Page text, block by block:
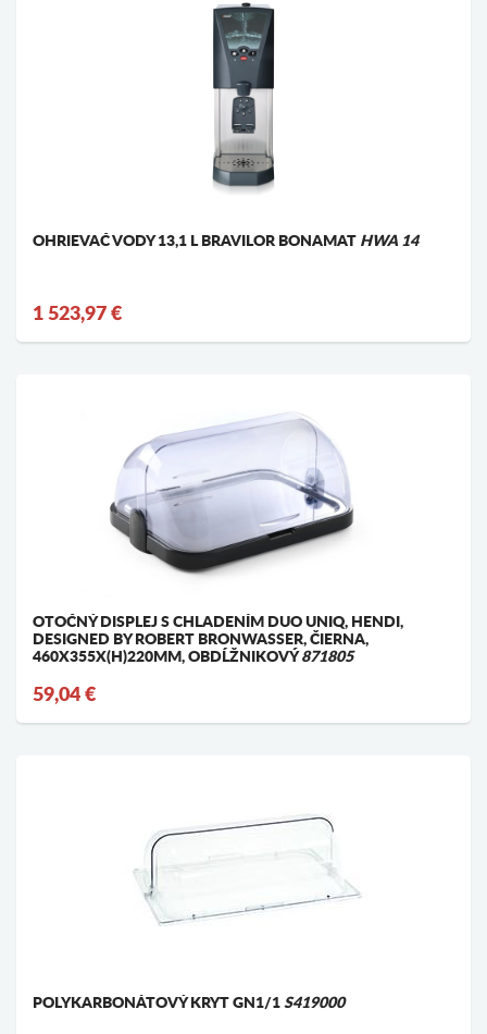
OHRIEVAČ VODY 13,1 L BRAVILOR BONAMAT HWA 14
1 523,97 €
OTOČNÝ DISPLEJ S CHLADENÍM DUO UNIQ, HENDI,
DESIGNED BY ROBERT BRONWASSER, ČIERNA,
460X355X(H)220MM, OBDĹŽNIKOVÝ871805
59,04 €
POLYKARBONÁTOVÝ KRYT GN1/1 S419000